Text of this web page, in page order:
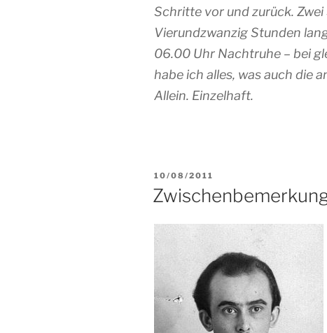
Schritte vor und zurück.
Vierundzwanzig Stunden
06.00 Uhr Nachtruhe – bei
habe ich alles, was auch die
Allein. Einzelhaft.
VERÖFFENTLICHT
10/08/2011